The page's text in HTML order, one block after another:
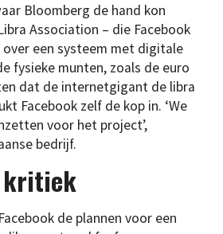
Bloomberg de hand kon
Association – die Facebook
over een systeem met digitale
fysieke munten, zoals de euro
dat de internetgigant de libra
Facebook zelf de kop in. ‘We
voor het project’,
bedrijf.
kritiek
de plannen voor een